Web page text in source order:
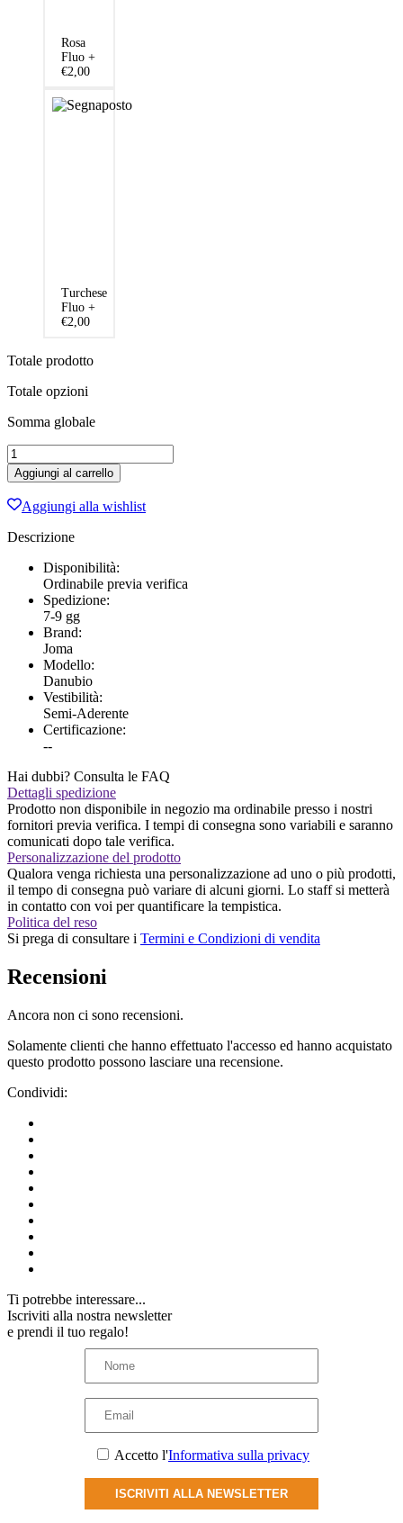
Rosa
Fluo +
€2,00
Turchese
Fluo +
€2,00
Totale prodotto
Totale opzioni
Somma globale
KIT
JOMA
DANUBIO
III
GIALLO-
BLU
Aggiungi al carrello
Aggiungi alla wishlist
Descrizione
Disponibilità:
Ordinabile previa verifica
Spedizione:
7-9 gg
Brand:
Joma
Modello:
Danubio
Vestibilità:
Semi-Aderente
Certificazione:
--
Hai dubbi? Consulta le FAQ
Dettagli spedizione
Prodotto non disponibile in negozio ma ordinabile presso i nostri
fornitori previa verifica. I tempi di consegna sono variabili e saranno
comunicati dopo tale verifica.
Personalizzazione del prodotto
Qualora venga richiesta una personalizzazione ad uno o più prodotti,
il tempo di consegna può variare di alcuni giorni. Lo staff si metterà
in contatto con voi per quantificare la tempistica.
Politica del reso
Si prega di consultare i Termini e Condizioni di vendita
Recensioni
Ancora non ci sono recensioni.
Solamente clienti che hanno effettuato l'accesso ed hanno acquistato
questo prodotto possono lasciare una recensione.
Condividi:
Ti potrebbe interessare...
Iscriviti alla nostra newsletter
e prendi il tuo regalo!
Accetto l'Informativa sulla privacy
ISCRIVITI ALLA NEWSLETTER